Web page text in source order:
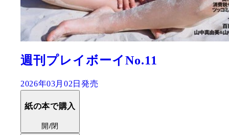
週刊プレイボーイNo.11
2026年03月02日発売
紙の本で購入
開/閉